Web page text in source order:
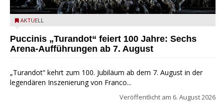
Turandot in der Arena von Verona - Ennevi für Fondazione
AKTUELL
Puccinis „Turandot“ feiert 100 Jahre: Sechs
Arena-Aufführungen ab 7. August
„Turandot“ kehrt zum 100. Jubiläum ab dem 7. August in der
legendären Inszenierung von Franco...
Veröffentlicht am 6. August 2026